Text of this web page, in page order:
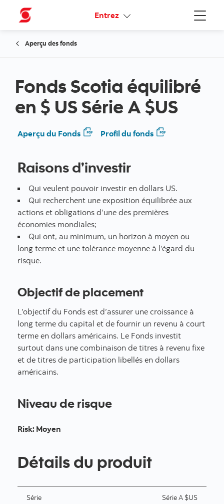
Menu
Entrez Liens connexes
Aperçu des fonds
Fonds Scotia équilibré
en $ US Série A $US
Aperçu du Fonds Profil du fonds
Raisons d’investir
Qui veulent pouvoir investir en dollars US.
Qui recherchent une exposition équilibrée aux
actions et obligations d’une des premières
économies mondiales;
Qui ont, au minimum, un horizon à moyen ou
long terme et une tolérance moyenne à l’égard du
risque.
Objectif de placement
L’objectif du Fonds est d’assurer une croissance à
long terme du capital et de fournir un revenu à court
terme en dollars américains. Le Fonds investit
surtout dans une combinaison de titres à revenu fixe
et de titres de participation libellés en dollars
américains.
Niveau de risque
Risk: Moyen
Détails du produit
Série Série A $US